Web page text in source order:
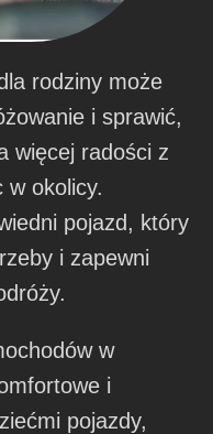
rodziny może
i sprawić,
więcej radości z
w okolicy.
pojazd, który
i zapewni
w
i
pojazdy,